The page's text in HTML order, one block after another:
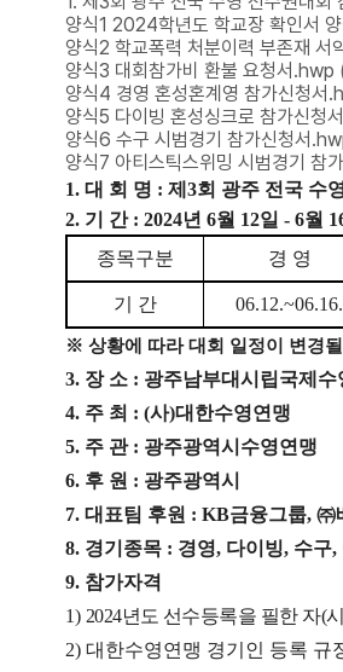
양식1 2024학년도 학교장 확인서
양식2 학교폭력 처분이력 부존재 서
양식3 대회참가비 환불 요청서.hwp
양식4 경영 혼성혼계영 참가신청서
양식5 다이빙 혼성싱크로 참가신청
양식6 수구 시범경기 참가신청서
양식7 아티스틱스위밍 시범경기 참
1. 대 회 명 : 제 3회 광주 전국 수
2. 기 간 : 2024년 6월 12일 - 6월
종목구분 경 영
기 간 06.12.~06.16.
※ 상황에 따라 대회 일정이 변경
3. 장 소 : 광주남부대시립국제수
4. 주 최 : (사)대한수영연맹
5. 주 관 : 광주광역시수영연맹
6. 후 원 : 광주광역시
7. 대표팀 후원 : KB금융그룹, ㈜
8. 경기종목 : 경영, 다이빙, 수구,
9. 참가자격
1) 2024년도 선수등록을 필한 자(
2) 대한수영연맹 경기인 등록 규